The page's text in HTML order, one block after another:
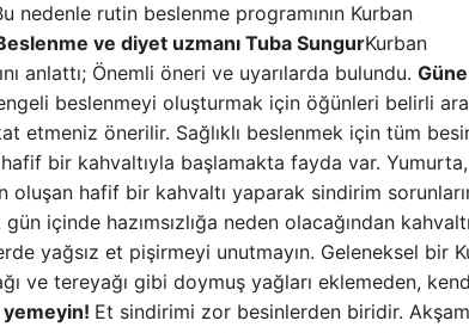
nedenle rutin beslenme programının Kurban
ve diyet uzmanı Tuba SungurKurban
anlattı; Önemli öneri ve uyarılarda bulundu. Güne
beslenmeyi oluşturmak için öğünleri belirli
etmeniz önerilir. Sağlıklı beslenmek için tüm
bir kahvaltıyla başlamakta fayda var.
hafif bir kahvaltı yaparak sindirim
içinde hazımsızlığa neden olacağından
yağsız et pişirmeyi unutmayın. Geleneksel bir
ve tereyağı gibi doymuş yağları eklemeden,
Et sindirimi zor besinlerden biridir.